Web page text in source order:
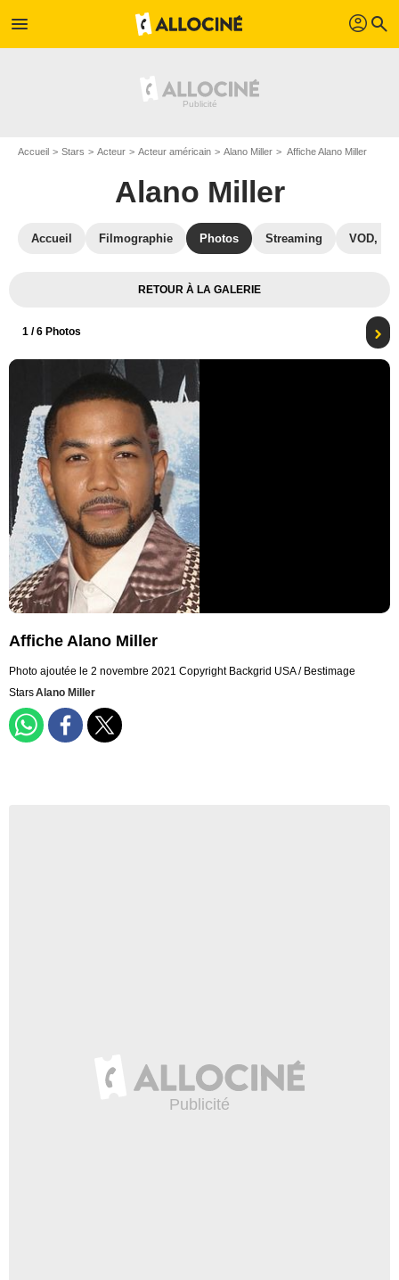
menu profil search
Accueil Stars Acteur Acteur américain Alano Miller Affiche Alano Miller
Alano Miller
Accueil Filmographie Photos Streaming VOD,
RETOUR À LA GALERIE
1 / 6 Photos
Affiche Alano Miller
Photo ajoutée le 2 novembre 2021 Copyright Backgrid USA / Bestimage
StarsAlano Miller